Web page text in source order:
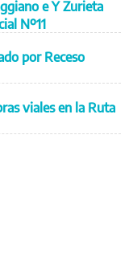
e Y Zurieta
Nº11
por Receso
viales en la Ruta